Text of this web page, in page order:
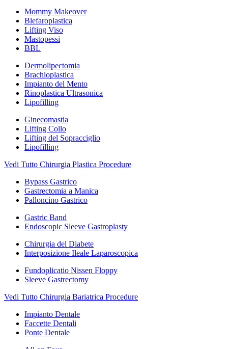
Mommy Makeover
Blefaroplastica
Lifting Viso
Mastopessi
BBL
Dermolipectomia
Brachioplastica
Impianto del Mento
Rinoplastica Ultrasonica
Lipofilling
Ginecomastia
Lifting Collo
Lifting del Sopracciglio
Lipofilling
Vedi Tutto Chirurgia Plastica Procedure
Bypass Gastrico
Gastrectomia a Manica
Palloncino Gastrico
Gastric Band
Endoscopic Sleeve Gastroplasty
Chirurgia del Diabete
Interposizione Ileale Laparoscopica
Fundoplicatio Nissen Floppy
Sleeve Gastrectomy
Vedi Tutto Chirurgia Bariatrica Procedure
Impianto Dentale
Faccette Dentali
Ponte Dentale